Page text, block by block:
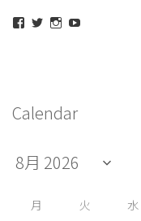
ィ
ー
を
Facebook
示
maedakazuaki
さ
ィ
ー
を
Twitter
ィ
ー
を
Instagram
YouTube
示
Calendar
月 火 水